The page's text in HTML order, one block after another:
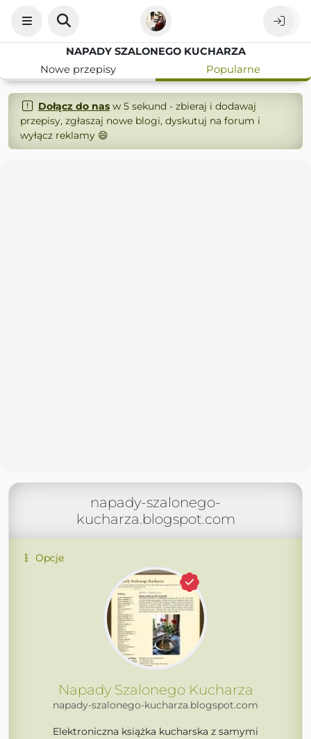
NAPADY SZALONEGO KUCHARZA
Nowe przepisy
Popularne
Dołącz do nasw 5 sekund - zbieraj i dodawaj
przepisy, zgłaszaj nowe blogi, dyskutuj na forum i
wyłącz reklamy 😄
napady-szalonego-
kucharza.blogspot.com
Opcje
Napady Szalonego Kucharza
napady-szalonego-kucharza.blogspot.com
Elektroniczna książka kucharska z samymi